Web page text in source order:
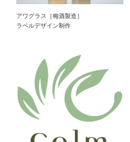
アワグラス［梅酒製造］
ラベルデザイン制作